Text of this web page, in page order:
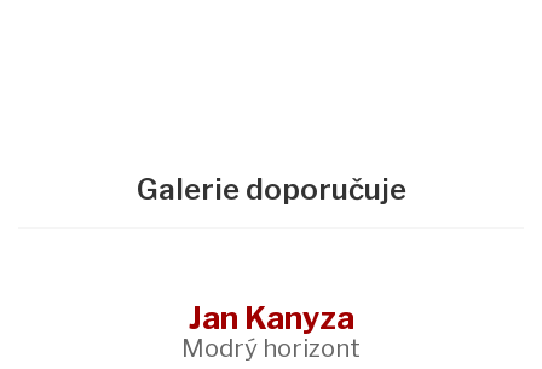
Galerie doporučuje
Jan Kanyza
Modrý horizont